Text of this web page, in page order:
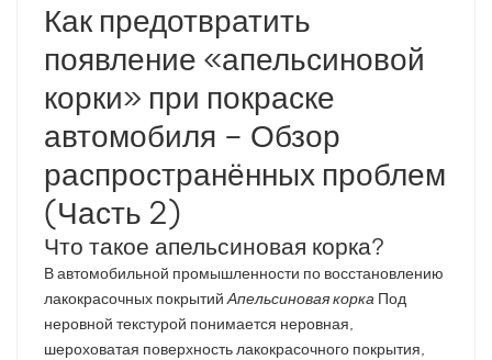
Português
日本語
한국어
بالعربية
中文
Как предотвратить
появление «апельсиновой
корки» при покраске
автомобиля – Обзор
распространённых проблем
(Часть 2)
Что такое апельсиновая корка?
В автомобильной промышленности по восстановлению
лакокрасочных покрытийАпельсиновая корка Под
неровной текстурой понимается неровная,
шероховатая поверхность лакокрасочного покрытия,